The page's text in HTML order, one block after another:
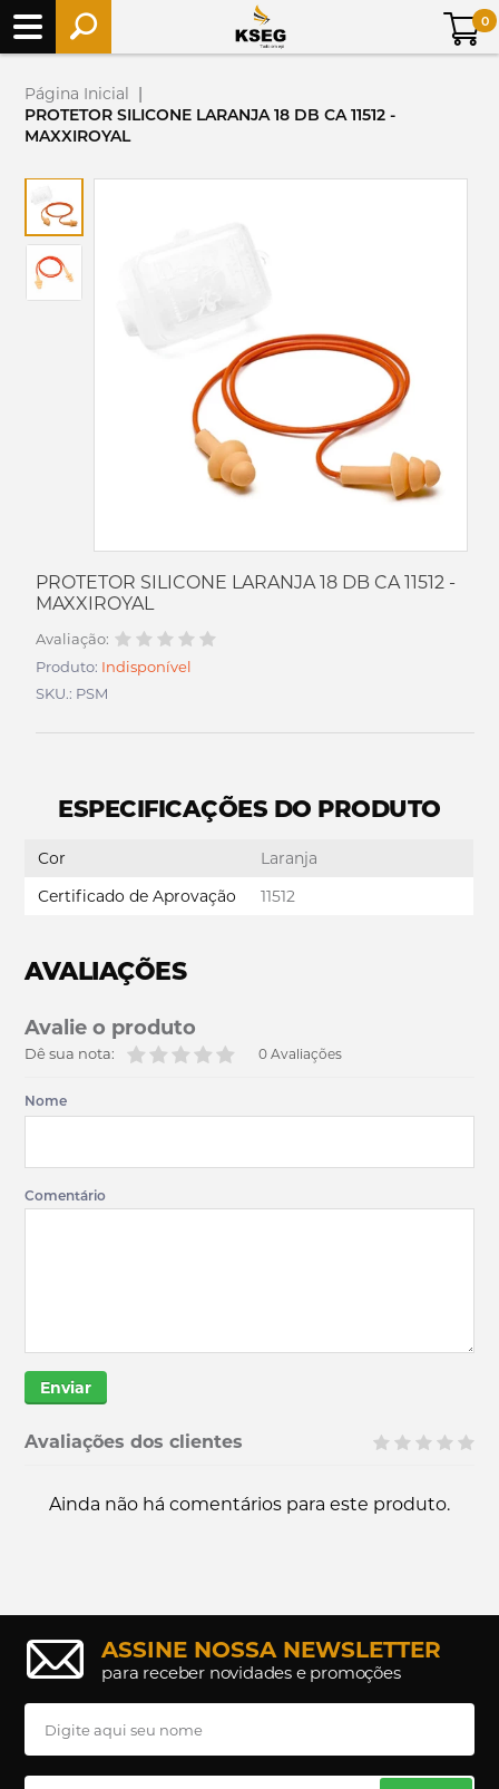
0
Página Inicial |
PROTETOR SILICONE LARANJA 18 DB CA 11512 -
MAXXIROYAL
PROTETOR SILICONE LARANJA 18 DB CA 11512 -
MAXXIROYAL
Avaliação:
Produto: Indisponível
SKU.: PSM
ESPECIFICAÇÕES DO PRODUTO
Cor
Laranja
Certificado de Aprovação
11512
AVALIAÇÕES
Avalie o produto
0 Avaliações
Dê sua nota:
Nome
Comentário
Enviar
Avaliações dos clientes
Ainda não há comentários para este produto.
ASSINE NOSSA NEWSLETTER
para receber novidades e promoções